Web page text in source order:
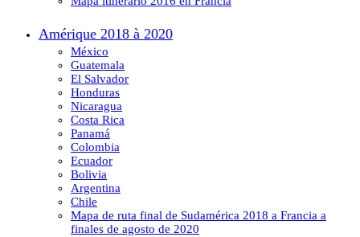
Amérique 2018 à 2020
México
Guatemala
El Salvador
Honduras
Nicaragua
Costa Rica
Panamá
Colombia
Ecuador
Bolivia
Argentina
Chile
Mapa de ruta final de Sudamérica 2018 a Francia a
finales de agosto de 2020